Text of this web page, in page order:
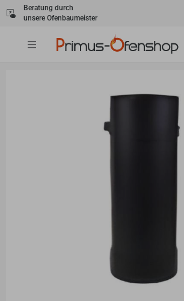
Zum
Inhalt
Beratung durch
unsere Ofenbaumeister